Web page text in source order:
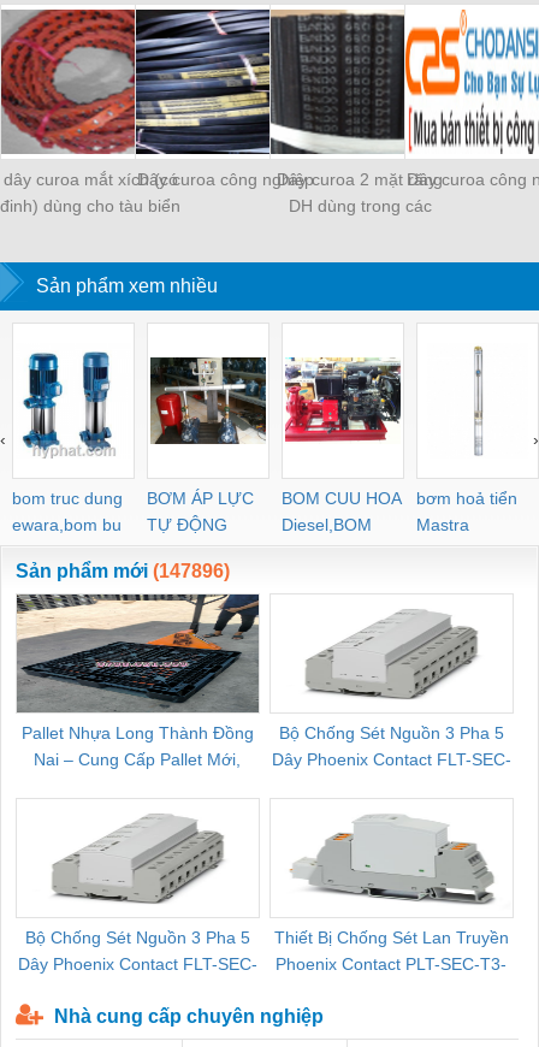
dây curoa mắt xích (có
đinh) dùng cho tàu biển
Dây curoa công nghiệpDây curoa 2 mặt răng
DH dùng trong các
Dây curoa công
Sản phẩm xem nhiều
bom truc dung
ewara,bom bu
ewara
BƠM ÁP LỰC
TỰ ĐỘNG
BOM CUU HOA
Diesel,BOM
CHUA CHAY
bơm hoả tiển
Mastra
‹ ›
Sản phẩm mới (147896)
Pallet Nhựa Long Thành Đồng
Nai – Cung Cấp Pallet Mới,
Bộ Chống Sét Nguồn 3 Pha 5
Dây Phoenix Contact FLT-SEC-
Bộ Chống Sét Nguồn 3 Pha 5
Dây Phoenix Contact FLT-SEC-
Thiết Bị Chống Sét Lan Truyền
Phoenix Contact PLT-SEC-T3-
Nhà cung cấp chuyên nghiệp